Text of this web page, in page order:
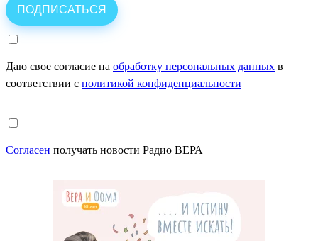
Даю свое согласие на обработку персональных данных в
соответствии с политикой конфиденциальности
Согласен получать новости Радио ВЕРА